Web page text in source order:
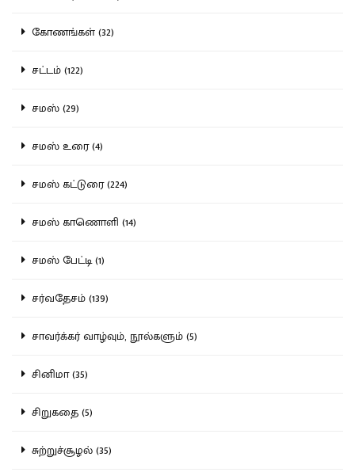
கோணங்கள் (32)
சட்டம் (122)
சமஸ் (29)
சமஸ் உரை (4)
சமஸ் கட்டுரை (224)
சமஸ் காணொளி (14)
சமஸ் பேட்டி (1)
சர்வதேசம் (139)
சாவர்க்கர் வாழ்வும், நூல்களும் (5)
சினிமா (35)
சிறுகதை (5)
சுற்றுச்சூழல் (35)